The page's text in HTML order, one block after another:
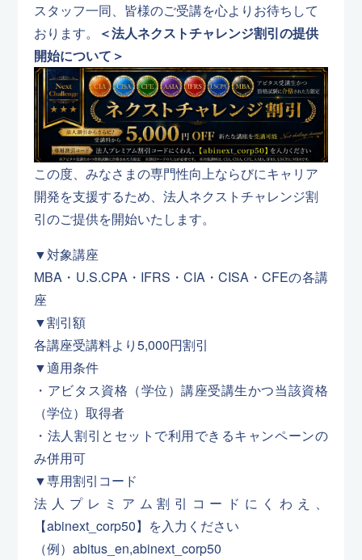
スタッフ一同、皆様のご受講を心よりお待ちして
おります。
＜法人ネクストチャレンジ割引の提供
開始について＞
この度、みなさまの専門性向上ならびにキャリア
開発を支援するため、法人ネクストチャレンジ割
引のご提供を開始いたします。
▼対象講座
MBA・U.S.CPA・IFRS・CIA・CISA・CFEの各講
座
▼割引額
各講座受講料より5,000円割引
▼適用条件
・アビタス資格（学位）講座受講生かつ当該資格
（学位）取得者
・法人割引とセットで利用できるキャンペーンの
み併用可
▼専用割引コード
法人プレミアム割引コードにくわえ、
【abinext_corp50】を入力ください
（例）abitus_en,abinext_corp50